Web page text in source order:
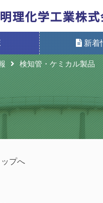
新着
検知管・ケミカル製品
プへ